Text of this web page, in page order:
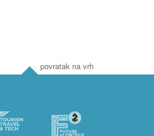
povratak na vrh